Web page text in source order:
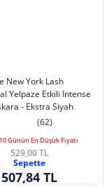
New York Lash
Yelpaze Etkili Intense
- Ekstra Siyah
(62)
Günün En Düşük Fiyatı
529,00 TL
Sepette
507,84 TL